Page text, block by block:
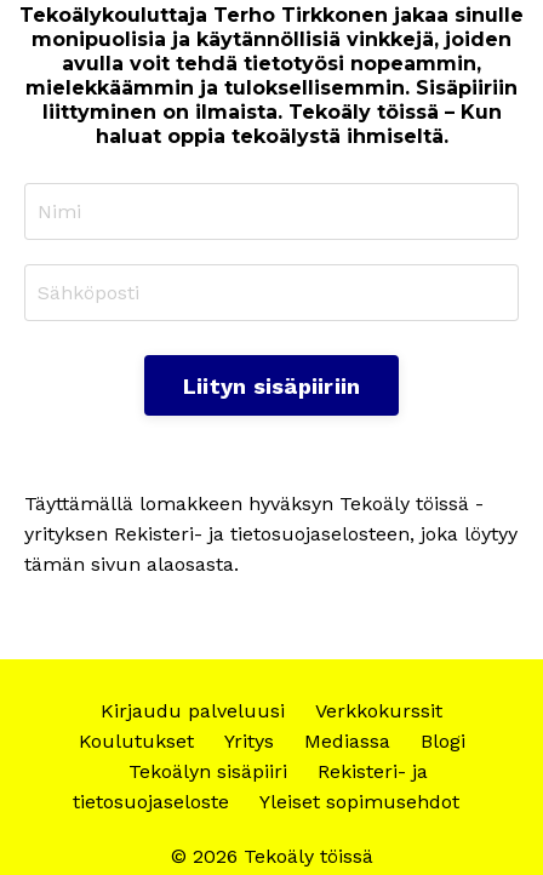
Tekoälykouluttaja Terho Tirkkonen jakaa sinulle
monipuolisia ja käytännöllisiä vinkkejä, joiden
avulla voit tehdä tietotyösi nopeammin,
mielekkäämmin ja tuloksellisemmin. Sisäpiiriin
liittyminen on ilmaista. Tekoäly töissä – Kun
haluat oppia tekoälystä ihmiseltä.
Liityn sisäpiiriin
Täyttämällä lomakkeen hyväksyn Tekoäly töissä -
yrityksen Rekisteri- ja tietosuojaselosteen, joka löytyy
tämän sivun alaosasta.
Kirjaudu palveluusi
Verkkokurssit
Koulutukset
Yritys Mediassa
Blogi
Tekoälyn sisäpiiri
Rekisteri- ja
tietosuojaseloste
Yleiset sopimusehdot
© 2026 Tekoäly töissä